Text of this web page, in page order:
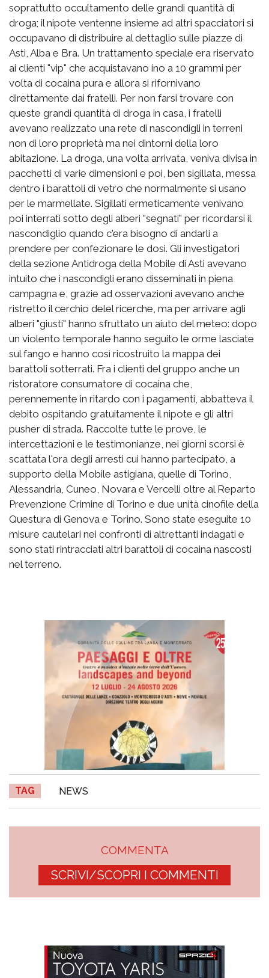
soprattutto occultamento delle grandi quantità di
droga; il nipote ventenne insieme ad altri spacciatori si
occupavano di distribuire al dettaglio sulle piazze di
Asti, Alba e Bra. Un trattamento speciale era riservato
ai clienti "vip" che acquistavano ino a 10 grammi per
volta di cocaina pura e allora si rifornivano
direttamente dai fratelli. Per non farsi trovare con
queste grandi quantità di droga in casa, i fratelli
avevano realizzato una rete di nascondigli in terreni
non di loro proprietà ma nei dintorni della loro
abitazione. La droga, una volta arrivata, veniva divisa in
pacchetti di varie dimensioni e poi, ben sigillata, messa
dentro i barattoli di vetro che normalmente si usano
per le marmellate. Sigillati ermeticamente venivano
poi interrati sotto degli alberi "segnati" per ricordarsi il
nascondiglio quando c'era bisogno di andarli a
prendere per confezionare le dosi. Gli investigatori
della sezione Antidroga della Mobile di Asti avevano
intuito che i nascondigli erano disseminati in piena
campagna e, grazie ad osservazioni avevano anche
ristretto il cerchio delel ricerche, ma per arrivare agli
alberi "giusti" hanno sfruttato un aiuto del meteo: dopo
un violento temporale hanno seguito le orme lasciate
sul fango e hanno così ricostruito la mappa dei
barattoli sotterrati. Fra i clienti del gruppo anche un
ristoratore consumatore di cocaina che,
perennemente in ritardo con i pagamenti, abbatteva il
debito ospitando gratuitamente il nipote e gli altri
pusher di strada. Raccolte tutte le prove, le
intercettazioni e le testimonianze, nei giorni scorsi è
scattata l'ora degli arresti cui hanno partecipato, a
supporto della Mobile astigiana, quelle di Torino,
Alessandria, Cuneo, Novara e Vercelli oltre al Reparto
Prevenzione Crimine di Torino e due unità cinofile della
Questura di Genova e Torino. Sono state eseguite 10
misure cautelari nei confronti di altrettanti indagati e
sono stati rintracciati altri barattoli di cocaina nascosti
nel terreno.
TAG NEWS
COMMENTA
SCRIVI/SCOPRI I COMMENTI